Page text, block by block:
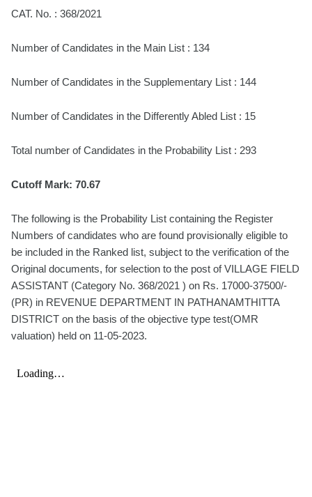
CAT. No. : 368/2021
Number of Candidates in the Main List : 134
Number of Candidates in the Supplementary List : 144
Number of Candidates in the Differently Abled List : 15
Total number of Candidates in the Probability List : 293
Cutoff Mark: 70.67
The following is the Probability List containing the Register
Numbers of candidates who are found provisionally eligible to
be included in the Ranked list, subject to the verification of the
Original documents, for selection to the post of VILLAGE FIELD
ASSISTANT (Category No. 368/2021 ) on Rs. 17000-37500/-
(PR) in REVENUE DEPARTMENT IN PATHANAMTHITTA
DISTRICT on the basis of the objective type test(OMR
valuation) held on 11-05-2023.